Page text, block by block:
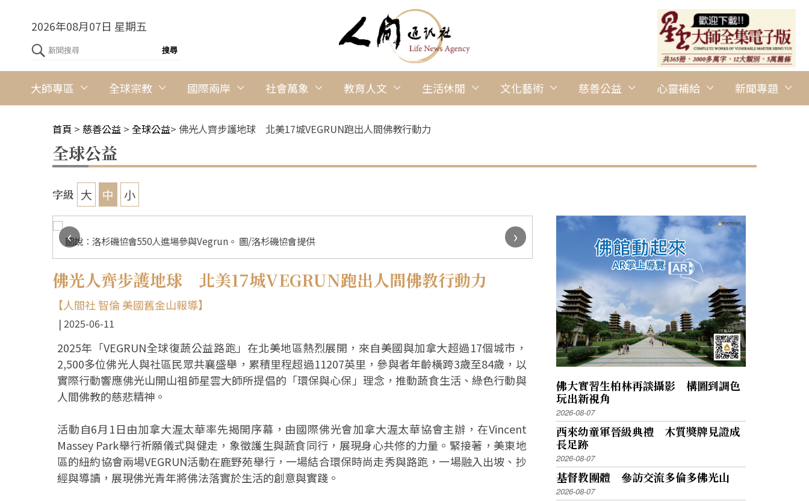
2026年08月07日 星期五
大師專區 全球宗教 國際兩岸 社會萬象 教育人文 生活休閒 文化藝術 慈善公益 心靈補給 新聞專題
首頁 > 慈善公益 > 全球公益> 佛光人齊步護地球 北美17城VEGRUN跑出人間佛教行動力
全球公益
字級 大 中 小
圖說：洛杉磯協會550人進場參與Vegrun。 圖/洛杉磯協會提供
圖說：2025年「北美復蔬公益路跑──多倫多VEGRUN」於6月7
Aquitaine Park熱力登場。 圖/多倫多協會提供
‹
›
佛光人齊步護地球 北美17城VEGRUN跑出人間佛教行動力
【人間社 智倫 美國舊金山報導】
2025-06-11
2025年「VEGRUN全球復蔬公益路跑」在北美地區熱烈展開，來自美國與加拿大超過17個城市，
2,500多位佛光人與社區民眾共襄盛舉，累積里程超過11207英里，參與者年齡橫跨3歲至84歲，以
實際行動響應佛光山開山祖師星雲大師所提倡的「環保與心保」理念，推動蔬食生活、綠色行動與
人間佛教的慈悲精神。
活動自6月1日由加拿大渥太華率先揭開序幕，由國際佛光會加拿大渥太華協會主辦，在Vincent
Massey Park舉行祈願儀式與健走，象徵護生與蔬食同行，展現身心共修的力量。緊接著，美東地
區的紐約協會兩場VEGRUN活動在鹿野苑舉行，一場結合環保時尚走秀與路跑，一場融入出坡、抄
經與導讀，展現佛光青年將佛法落實於生活的創意與實踐。
佛大實習生柏林再談攝影 構圖到調色
玩出新視角
2026-08-07
西來幼童軍晉級典禮 木質獎牌見證成
長足跡
2026-08-07
基督教團體 參訪交流多倫多佛光山
2026-08-07